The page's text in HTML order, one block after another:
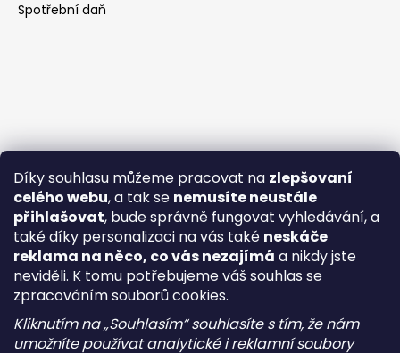
Díky souhlasu můžeme pracovat na zlepšovaní
celého webu, a tak se nemusíte neustále
přihlašovat, bude správně fungovat vyhledávání, a
také díky personalizaci na vás také neskáče
reklama na něco, co vás nezajímá a nikdy jste
neviděli. K tomu potřebujeme váš souhlas se
zpracováním souborů cookies.
Kliknutím na „Souhlasím“ souhlasíte s tím, že nám
umožníte používat analytické i reklamní soubory
Spotřební daň